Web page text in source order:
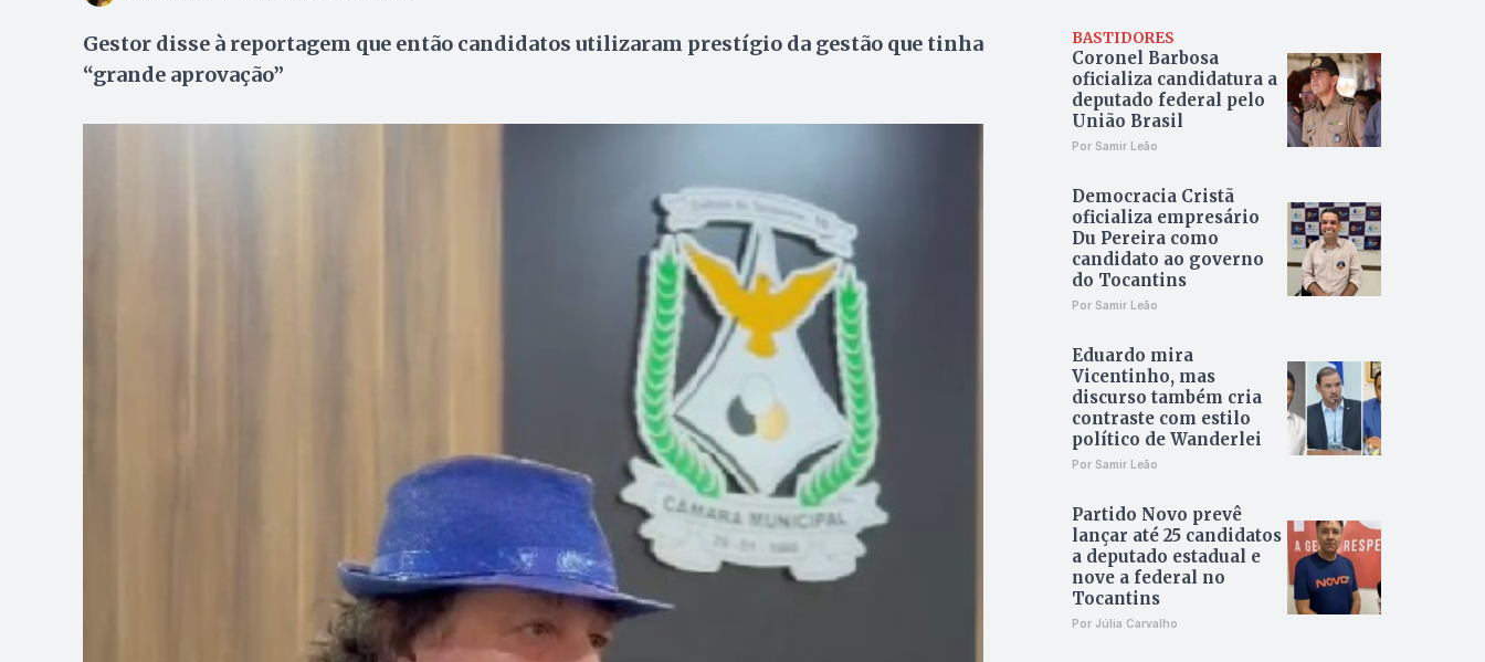
Gestor disse à reportagem que então candidatos utilizaram prestígio da gestão que tinha
“grande aprovação”
BASTIDORES
Coronel Barbosa
oficializa candidatura a
deputado federal pelo
União Brasil
Por Samir Leão
Democracia Cristã
oficializa empresário
Du Pereira como
candidato ao governo
do Tocantins
Por Samir Leão
Eduardo mira
Vicentinho, mas
discurso também cria
contraste com estilo
político de Wanderlei
Por Samir Leão
Partido Novo prevê
lançar até 25 candidatos
a deputado estadual e
nove a federal no
Tocantins
Por Júlia Carvalho